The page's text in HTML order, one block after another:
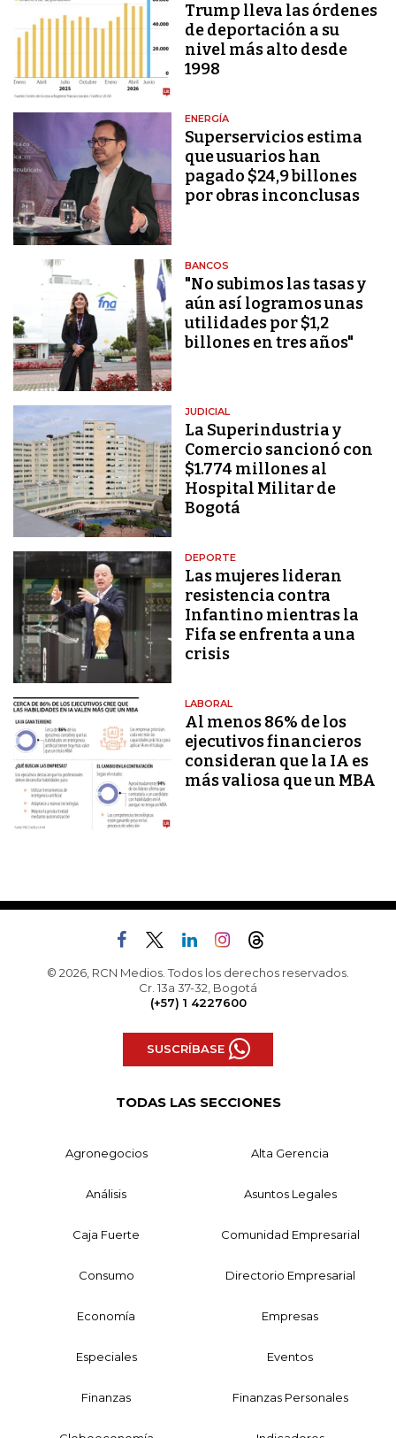
Trump lleva las órdenes
de deportación a su
nivel más alto desde
1998
ENERGÍA
Superservicios estima
que usuarios han
pagado $24,9 billones
por obras inconclusas
BANCOS
"No subimos las tasas y
aún así logramos unas
utilidades por $1,2
billones en tres años"
JUDICIAL
La Superindustria y
Comercio sancionó con
$1.774 millones al
Hospital Militar de
Bogotá
DEPORTE
Las mujeres lideran
resistencia contra
Infantino mientras la
Fifa se enfrenta a una
crisis
LABORAL
Al menos 86% de los
ejecutivos financieros
consideran que la IA es
más valiosa que un MBA
© 2026, RCN Medios. Todos los derechos reservados.
Cr. 13a 37-32, Bogotá
(+57) 1 4227600
SUSCRÍBASE
TODAS LAS SECCIONES
Agronegocios Alta Gerencia
Análisis Asuntos Legales
Caja Fuerte Comunidad Empresarial
Consumo Directorio Empresarial
Economía Empresas
Especiales Eventos
Finanzas Finanzas Personales